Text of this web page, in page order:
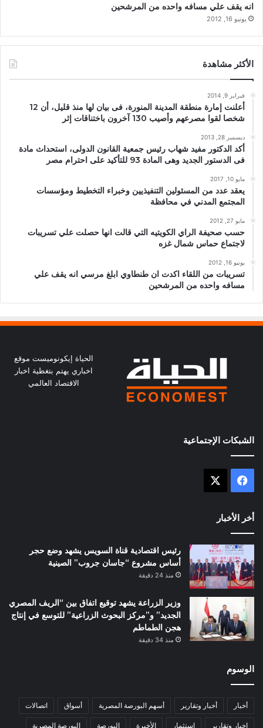
انه يقف علي مسافه واحده من المرشحين
يونيو 16, 2012
الأكثر مشاهدة
فبراير 9, 2014
أعلنت إمارة منطقة المدينة المنورة، فى بيان لها منذ قليل، أن 12
شخصا لقوا مصرعهم وأصيب 130 آخرون باختناقات إثر
ديسمبر 28, 2013
أكد الدكتور مفيد شهاب رئيس جمعية القانون الدولى، استحداث مادة
فى الدستور الجديد وهى المادة 93 للتأكيد على احترام مصر
مايو 10, 2017
يعقد عدد من المسئولين التنفيذيين وخبراء التخطيط ومؤسسات
المجتمع المدني في محافظة
مايو 27, 2012
حسب صحيفة الراي الكويتيه التي قالت انها حصلت علي تسريبات
لاجتماع حماس شمال غزه
يونيو 16, 2012
تسريبات من اللقاء اكدت ان طنطاوي ابلغ مرسي انه يقف علي
مسافه واحده من المرشحين
الحياة إيكونوميست موقع
اخباري يهتم بتغظية اخبار
الاقتصاد العالمي
الشبكات الإجتماعية
فيسبوك
أخر الأخبار
رئيس اقتصادية قناة السويس يشهد وضع حجر
أساس مشروع “جاسان جروب” الصينية
منذ 24 دقيقة
وزير الزراعة يشهد توقيع اتفاق بين “الريف المصري
الجديد” و”مركز البحوث الزراعية” للتوسع في إنتاج
هجن الطماطم
منذ 34 دقيقة
الوسوم
أخبار أخبار وتقارير أسهم البورصة المصرية أسواق اتصالات
اخبار وتقارير استثمار الأخيرة البورصة البورصة المصرية